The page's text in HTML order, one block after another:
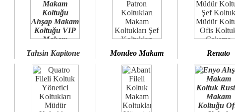
Tahsin Kapitone Mondeo Makam Renato